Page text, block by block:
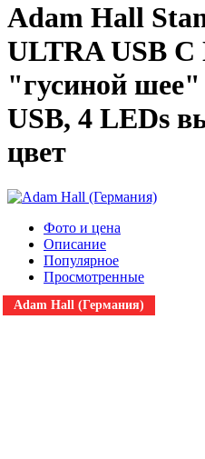
Adam Hall
ULTRA USB C
"гусиной
USB, 4 LEDs
цвет
Фото и цена
Описание
Популярное
Просмотренные
Adam Hall (Германия)